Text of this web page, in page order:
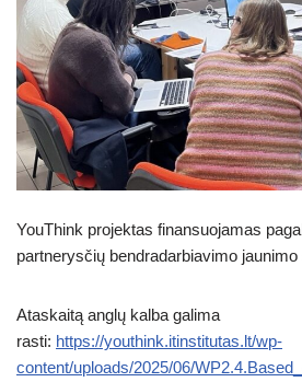
YouThink projektas finansuojamas
partnerysčių bendradarbiavimo
Ataskaitą anglų kalba galima
rasti: https://youthink.itinstitutas.lt/wp-
content/uploads/2025/06/